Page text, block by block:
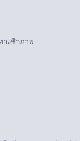
างชีวภาพ